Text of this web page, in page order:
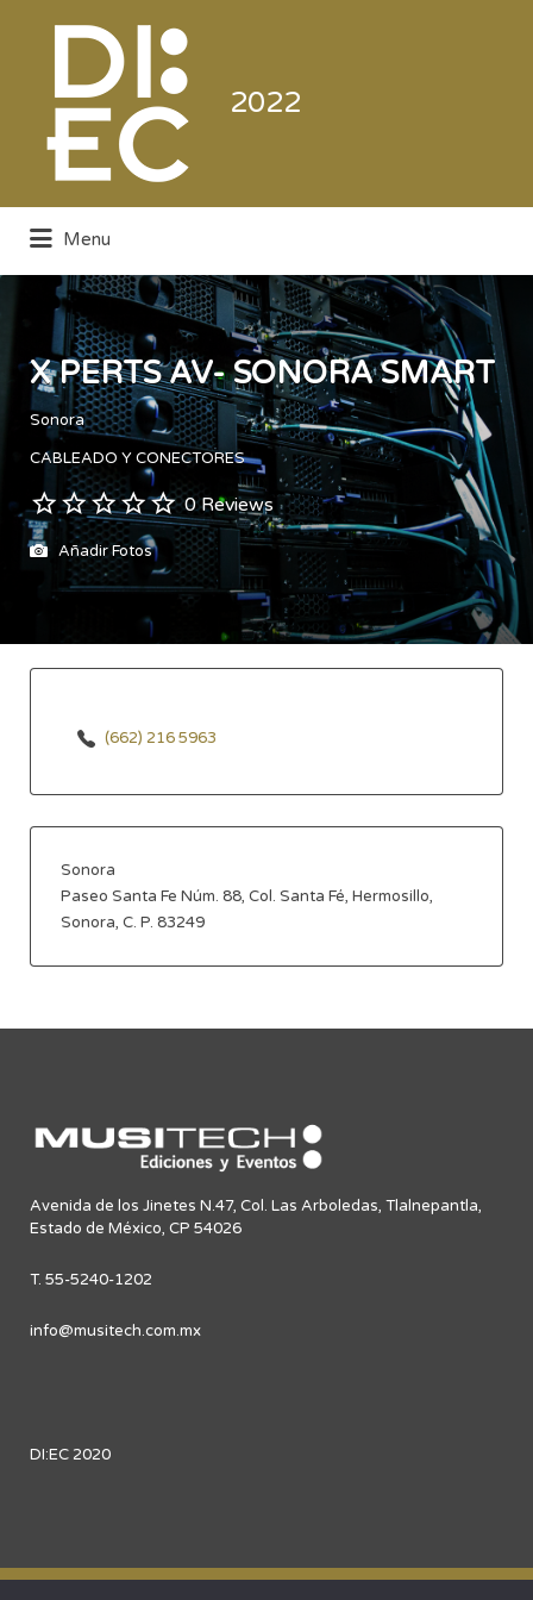
2022
Electrónica de Consumo y Comercial
Buscar
Menu
X PERTS AV- SONORA SMART
Sonora
CABLEADO Y CONECTORES
0 Reviews
Añadir Fotos
(662) 216 5963
Sonora
Paseo Santa Fe Núm. 88, Col. Santa Fé, Hermosillo,
Sonora, C. P. 83249
Avenida de los Jinetes N.47, Col. Las Arboledas, Tlalnepantla,
Estado de México, CP 54026
T. 55-5240-1202
info@musitech.com.mx
DI:EC 2020